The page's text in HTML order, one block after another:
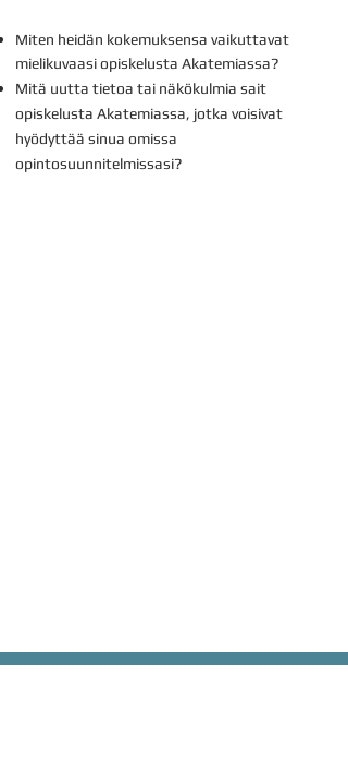
Miten heidän kokemuksensa vaikuttavat
mielikuvaasi opiskelusta Akatemiassa?
Mitä uutta tietoa tai näkökulmia sait
opiskelusta Akatemiassa, jotka voisivat
hyödyttää sinua omissa
opintosuunnitelmissasi?